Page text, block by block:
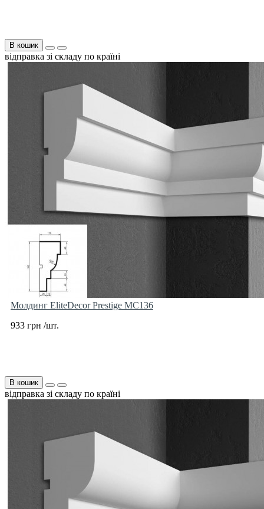
В кошик
відправка зі складу по країні
Молдинг EliteDecor Prestige MC136
933 грн /шт.
В кошик
відправка зі складу по країні